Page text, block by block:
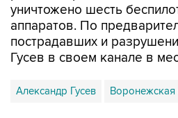
пострадавших и
Гусев в своем канале в
Александр Гусев Воронежская